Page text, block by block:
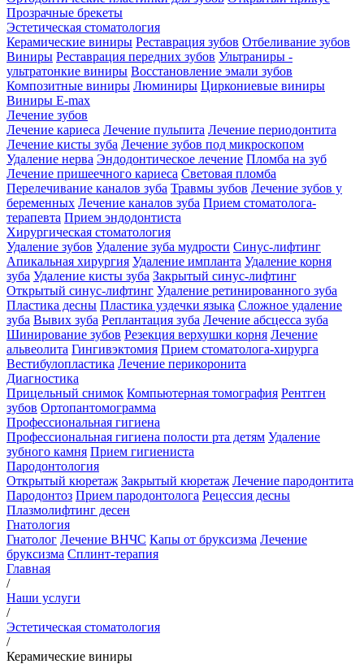
Прозрачные брекеты
Эстетическая стоматология
Керамические виниры Реставрация зубов Отбеливание зубов
Виниры Реставрация передних зубов Ультраниры -
ультратонкие виниры Восстановление эмали зубов
Композитные виниры Люминиры Циркониевые виниры
Виниры E-max
Лечение зубов
Лечение кариеса Лечение пульпита Лечение периодонтита
Лечение кисты зуба Лечение зубов под микроскопом
Удаление нерва Эндодонтическое лечение Пломба на зуб
Лечение пришеечного кариеса Световая пломба
Перелечивание каналов зуба Травмы зубов Лечение зубов у
беременных Лечение каналов зуба Прием стоматолога-
терапевта Прием эндодонтиста
Хирургическая стоматология
Удаление зубов Удаление зуба мудрости Синус-лифтинг
Апикальная хирургия Удаление импланта Удаление корня
зуба Удаление кисты зуба Закрытый синус-лифтинг
Открытый синус-лифтинг Удаление ретинированного зуба
Пластика десны Пластика уздечки языка Сложное удаление
зуба Вывих зуба Реплантация зуба Лечение абсцесса зуба
Шинирование зубов Резекция верхушки корня Лечение
альвеолита Гингивэктомия Прием стоматолога-хирурга
Вестибулопластика Лечение перикоронита
Диагностика
Прицельный снимок Компьютерная томография Рентген
зубов Ортопантомограмма
Профессиональная гигиена
Профессиональная гигиена полости рта детям Удаление
зубного камня Прием гигиениста
Пародонтология
Открытый кюретаж Закрытый кюретаж Лечение пародонтита
Пародонтоз Прием пародонтолога Рецессия десны
Плазмолифтинг десен
Гнатология
Гнатолог Лечение ВНЧС Капы от бруксизма Лечение
бруксизма Сплинт-терапия
Главная
/
Наши услуги
/
Эстетическая стоматология
/
Керамические виниры